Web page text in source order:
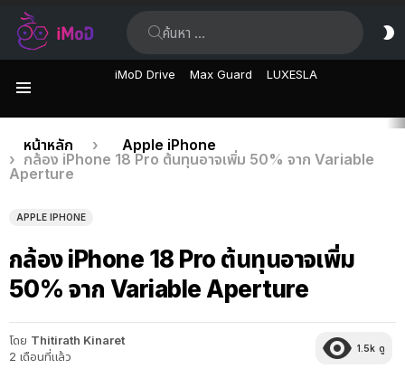
iMoD Drive Max Guard LUXESLA
เรื่อง
ล่าสุด
คุณอยู่ที่นี่:
หน้าหลัก
Apple iPhone
กล้อง iPhone 18 Pro ต้นทุนอาจเพิ่ม 50% จาก Variable
Aperture
APPLE IPHONE
กล้อง iPhone 18 Pro ต้นทุนอาจเพิ่ม
50% จาก Variable Aperture
โดย Thitirath Kinaret
2 เดือนที่แล้ว
1.5k ดู